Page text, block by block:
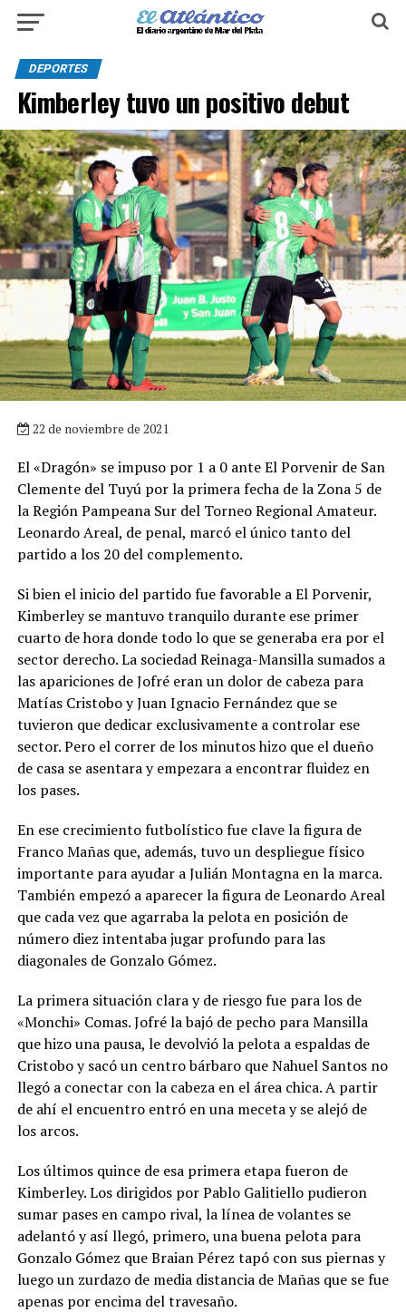
DEPORTES
Kimberley tuvo un positivo debut
22 de noviembre de 2021
El «Dragón» se impuso por 1 a 0 ante El Porvenir de San
Clemente del Tuyú por la primera fecha de la Zona 5 de
la Región Pampeana Sur del Torneo Regional Amateur.
Leonardo Areal, de penal, marcó el único tanto del
partido a los 20 del complemento.
Si bien el inicio del partido fue favorable a El Porvenir,
Kimberley se mantuvo tranquilo durante ese primer
cuarto de hora donde todo lo que se generaba era por el
sector derecho. La sociedad Reinaga-Mansilla sumados a
las apariciones de Jofré eran un dolor de cabeza para
Matías Cristobo y Juan Ignacio Fernández que se
tuvieron que dedicar exclusivamente a controlar ese
sector. Pero el correr de los minutos hizo que el dueño
de casa se asentara y empezara a encontrar fluidez en
los pases.
En ese crecimiento futbolístico fue clave la figura de
Franco Mañas que, además, tuvo un despliegue físico
importante para ayudar a Julián Montagna en la marca.
También empezó a aparecer la figura de Leonardo Areal
que cada vez que agarraba la pelota en posición de
número diez intentaba jugar profundo para las
diagonales de Gonzalo Gómez.
La primera situación clara y de riesgo fue para los de
«Monchi» Comas. Jofré la bajó de pecho para Mansilla
que hizo una pausa, le devolvió la pelota a espaldas de
Cristobo y sacó un centro bárbaro que Nahuel Santos no
llegó a conectar con la cabeza en el área chica. A partir
de ahí el encuentro entró en una meceta y se alejó de
los arcos.
Los últimos quince de esa primera etapa fueron de
Kimberley. Los dirigidos por Pablo Galitiello pudieron
sumar pases en campo rival, la línea de volantes se
adelantó y así llegó, primero, una buena pelota para
Gonzalo Gómez que Braian Pérez tapó con sus piernas y
luego un zurdazo de media distancia de Mañas que se fue
apenas por encima del travesaño.